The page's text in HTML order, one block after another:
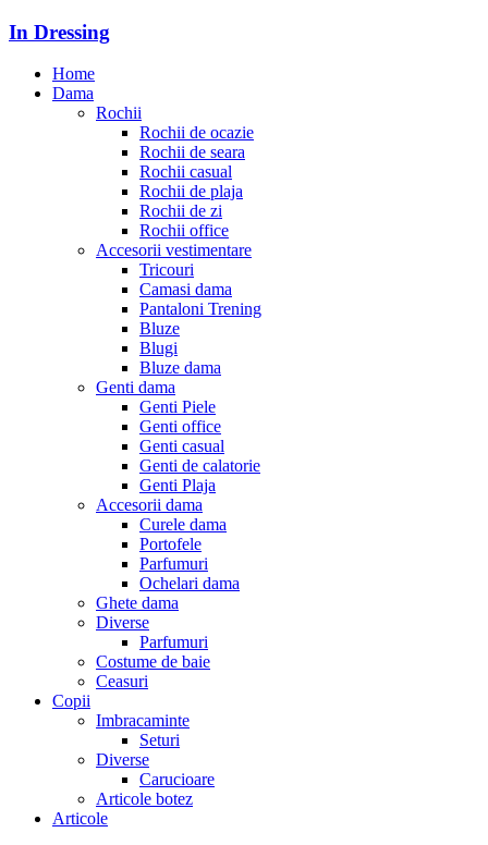
In Dressing
Home
Dama
Rochii
Rochii de ocazie
Rochii de seara
Rochii casual
Rochii de plaja
Rochii de zi
Rochii office
Accesorii vestimentare
Tricouri
Camasi dama
Pantaloni Trening
Bluze
Blugi
Bluze dama
Genti dama
Genti Piele
Genti office
Genti casual
Genti de calatorie
Genti Plaja
Accesorii dama
Curele dama
Portofele
Parfumuri
Ochelari dama
Ghete dama
Diverse
Parfumuri
Costume de baie
Ceasuri
Copii
Imbracaminte
Seturi
Diverse
Carucioare
Articole botez
Articole